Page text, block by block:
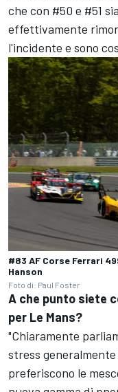
che con #50 e #51
effettivamente
l'incidente e sono
#83 AF Corse Ferrari
Hanson
Foto di: Paul Foster
A che punto siete
per Le Mans?
"Chiaramente
stress
preferiscono le